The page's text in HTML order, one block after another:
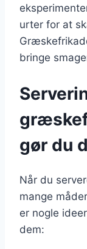
urter for at
bringe
gør du
Når du
mange
er nogle
dem: